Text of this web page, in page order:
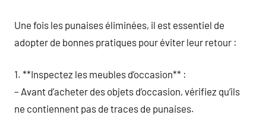
Une fois les punaises éliminées, il est essentiel de
adopter de bonnes pratiques pour éviter leur retour :
1. **Inspectez les meubles d’occasion** :
– Avant d’acheter des objets d’occasion, vérifiez qu’ils
ne contiennent pas de traces de punaises.